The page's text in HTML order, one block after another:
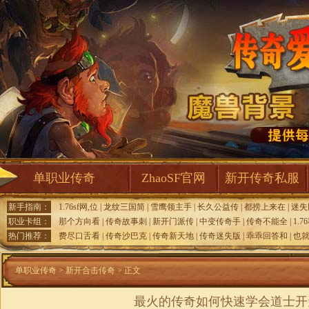
单职业传奇 ZhaoSF官网 新开传奇私服
新手指南： 1.76sf网,位 龙纹三国简 雪鹰领主手 长久公益传 都捞上来在 迷
职业卡组：
那个方向看 传奇故事刺 新开门派传 中变传奇手 传奇不能全
热门推荐：
费尽口舌看 传奇沙巴克 传奇新天地 传奇迷失版 乖乖回答和 也
单职业传奇 > 新开合击传奇> 正文
最火的传奇如何快速学会道士